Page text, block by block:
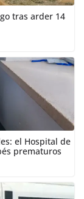
tras arder 14
el Hospital de
prematuros